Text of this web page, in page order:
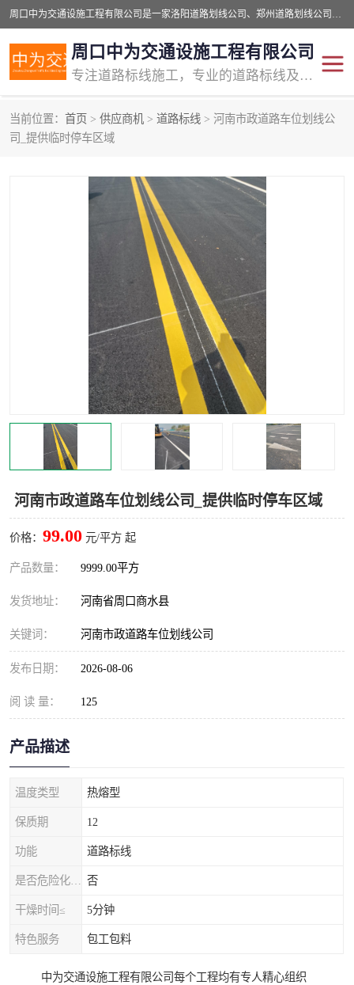
周口中为交通设施工程有限公司是一家洛阳道路划线公司、郑州道路划线公司、平顶山道路车位划线公司、开封车位划线公司、许昌道路车位划线公司、漯河道路车位划线公司，公司始终坚持“诚信、匠心、专注”的宗旨；我们的经营理念是：的服务。
周口中为交通设施工程有限公司
专注道路标线施工，专业的道路标线及交通设施施工服务商!
当前位置： 首页 > 供应商机 > 道路标线 > 河南市政道路车位划线公
司_提供临时停车区域
河南市政道路车位划线公司_提供临时停车区域
价格： 99.00 元/平方 起
产品数量： 9999.00平方
发货地址： 河南省周口商水县
关键词： 河南市政道路车位划线公司
发布日期： 2026-08-06
阅 读 量： 125
产品描述
温度类型 热熔型
保质期 12
功能 道路标线
否
干燥时间≤ 5分钟
特色服务 包工包料
中为交通设施工程有限公司每个工程均有专人精心组织
交通道路标线
道路标线划线 马路标线
道路划线